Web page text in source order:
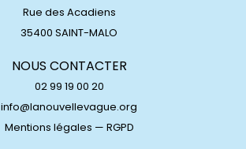
Rue des Acadiens
35400 SAINT-MALO
NOUS CONTACTER
02 99 19 00 20
info@lanouvellevague.org
Mentions légales — RGPD